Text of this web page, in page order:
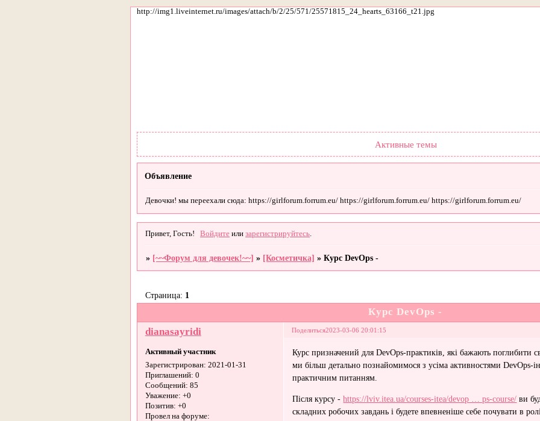
http://img1.liveinternet.ru/images/attach/b/2/25/571/25571815_24_hearts_63166_t21.jpg
Активные темы
Объявление
Девочки! мы переехали сюда: https://girlforum.forrum.eu/ https://girlforum.forrum.eu/ https://girlforum.forrum.eu/
Привет, Гость! Войдите илизарегистрируйтесь
» [~~Форум для девочек!~~] » [Косметичка] »Курс DevOps -
Курс DevOps -
Страница: 1
Поделиться2023-03-06 20:01:15
dianasayridi
Активный участник
Зарегистрирован: 2021-01-31
Приглашений: 0
Сообщений: 85
Уважение: +0
Позитив: +0
Провел на форуме:
Курс призначений для DevOps-практиків, які бажають поглибити
ми більш детально познайомимося з усіма активностями DevOps-
практичним питанням.
Після курсу -https://lviv.itea.ua/courses-itea/devop … ps-course/ ви
складних робочих завдань і будете впевненіше себе почувати в